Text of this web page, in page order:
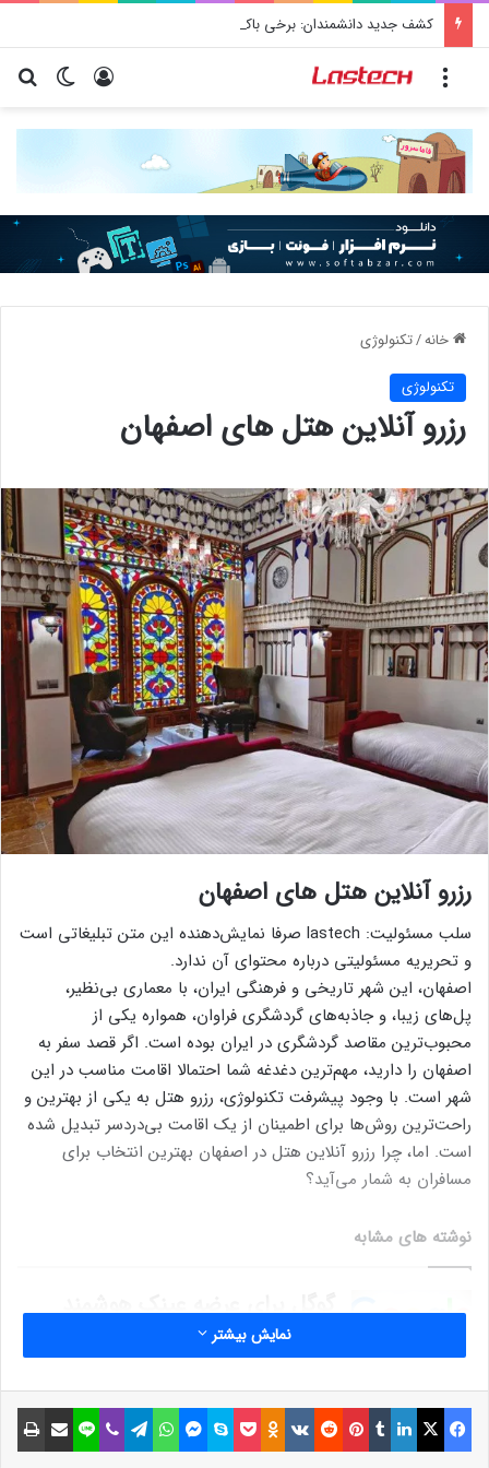
تغییر ورود
خانه/تکنولوژی
تکنولوژی
رزرو آنلاین هتل های اصفهان
رزرو آنلاین هتل های اصفهان
سلب مسئولیت: lastech صرفا نمایش‌دهنده این متن تبلیغاتی است
و تحریریه مسئولیتی درباره محتوای آن ندارد.
اصفهان، این شهر تاریخی و فرهنگی ایران، با معماری بی‌نظیر،
پل‌های زیبا، و جاذبه‌های گردشگری فراوان، همواره یکی از
محبوب‌ترین مقاصد گردشگری در ایران بوده است. اگر قصد سفر به
اصفهان را دارید، مهم‌ترین دغدغه شما احتمالا اقامت مناسب در این
شهر است. با وجود پیشرفت تکنولوژی، رزرو هتل به یکی از بهترین و
راحت‌ترین روش‌ها برای اطمینان از یک اقامت بی‌دردسر تبدیل شده
است. اما، چرا رزرو آنلاین هتل در اصفهان بهترین انتخاب برای
مسافران به شمار می‌آید؟
نوشته های مشابه
گوگل برای عرضه عینک هوشمند
جمینای به‌دنبال همکاری با سازنده
متا ری-بن است
30 تیر 1403
توسعه پنل خورشیدی با قابلیت
نمایش بیشتر
فیسبوک ایکس لینکداین تامبلر پینتریست Reddit
VKontakte
Odnoklassniki پاکت اسکایپ مسنجر واتس آپ تلگرام وایبر لاین اشتراک گذاری با ایمیل